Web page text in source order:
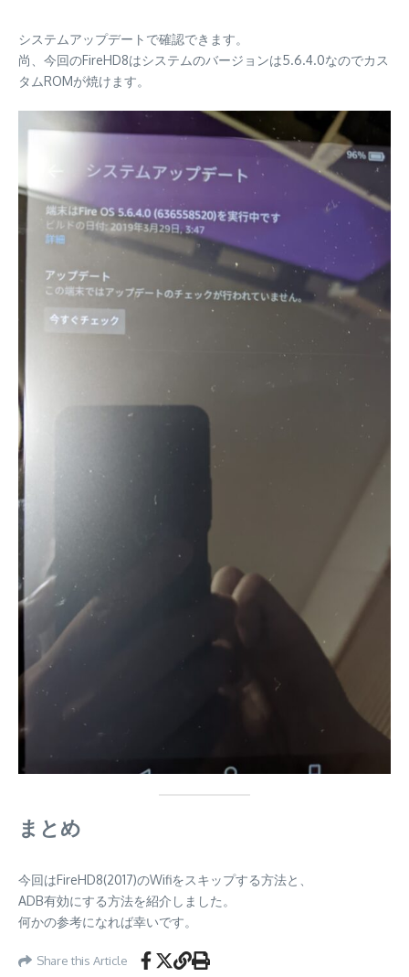
システムアップデートで確認できます。
尚、今回のFireHD8はシステムのバージョンは5.6.4.0なのでカス
タムROMが焼けます。
まとめ
今回はFireHD8(2017)のWifiをスキップする方法と、
ADB有効にする方法を紹介しました。
何かの参考になれば幸いです。
Share this Article